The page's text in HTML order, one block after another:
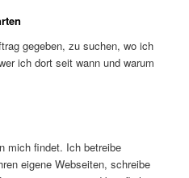
gegeben, zu suchen, wo ich
ich dort seit wann und warum
mich findet. Ich betreibe
eigene Webseiten, schreibe